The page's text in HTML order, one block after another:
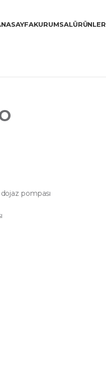
KURUMSALÜRÜNLER
pompası